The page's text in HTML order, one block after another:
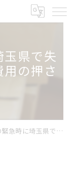
県で失
の押さ
で失敗しない即日対応と費用の押さえ方